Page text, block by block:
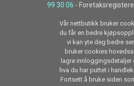
99 30 06 -
Vår nettbutikk bruker
du får en bedre
vi kan yte deg bedre
bruker cookies
lagre innloggingsdetaljer
hva du har puttet i
Fortsett å bruke siden